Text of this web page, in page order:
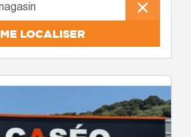
ME LOCALISER